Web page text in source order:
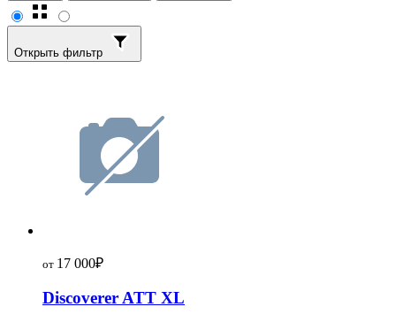
Открыть фильтр
от 17 000₽
Discoverer ATT XL